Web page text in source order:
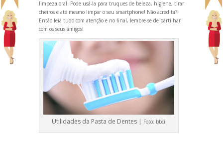
limpeza oral. Pode usá-la para truques de beleza, higiene, tirar
cheiros e até mesmo limpar o seu smartphone! Não acredita?!
Então leia tudo com atenção e no final, lembre-se de partilhar
com os seus amigos!
Utilidades da Pasta de Dentes | Foto: bbci